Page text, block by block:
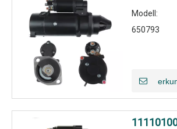
Modell:
650793